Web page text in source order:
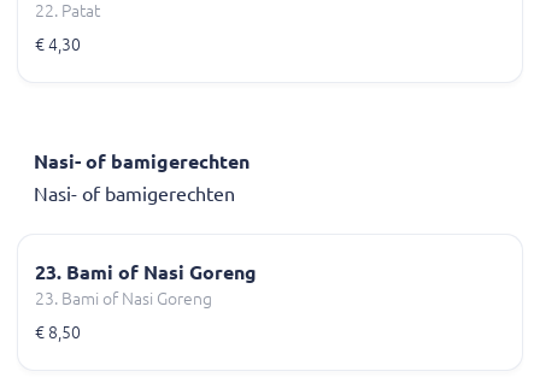
22. Patat
€ 4,30
Nasi- of bamigerechten
Nasi- of bamigerechten
23. Bami of Nasi Goreng
23. Bami of Nasi Goreng
€ 8,50